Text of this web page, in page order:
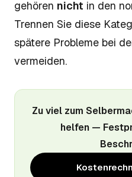
gehören nicht in den
Trennen Sie diese
spätere Probleme bei
vermeiden.
Zu viel zum
helfen —